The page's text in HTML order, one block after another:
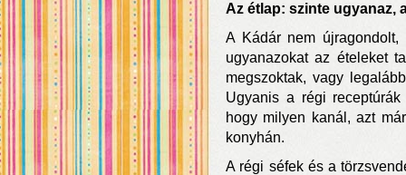
Az étlap: szinte ugyanaz,
A Kádár nem újragondolt,
ugyanazokat az ételeket
megszoktak, vagy
Ugyanis a régi
hogy milyen kanál, azt
konyhán.
A régi séfek és a